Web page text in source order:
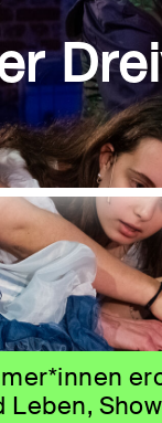
Leben,